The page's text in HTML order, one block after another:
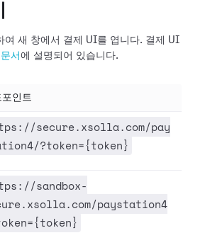
여 새 창에서 결제 UI를 엽니다. 결제 UI
문서 에 설명되어 있습니다.
포인트
secure.xsolla.com/pay
?token={token}
sandbox-
paystation4